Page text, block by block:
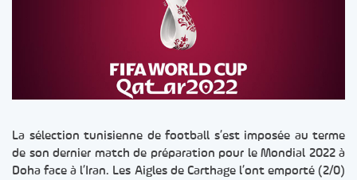
La sélection tunisienne de football s’est imposée au terme
de son dernier match de préparation pour le Mondial 2022 à
Doha face à l’Iran. Les Aigles de Carthage l’ont emporté (2/0)